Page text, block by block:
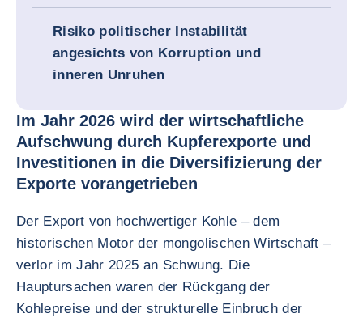
Risiko politischer Instabilität
angesichts von Korruption und
inneren Unruhen
Im Jahr 2026 wird der wirtschaftliche
Aufschwung durch Kupferexporte und
Investitionen in die Diversifizierung der
Exporte vorangetrieben
Der Export von hochwertiger Kohle – dem
historischen Motor der mongolischen Wirtschaft –
verlor im Jahr 2025 an Schwung. Die
Hauptursachen waren der Rückgang der
Kohlepreise und der strukturelle Einbruch der